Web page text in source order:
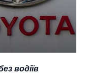
водіїв